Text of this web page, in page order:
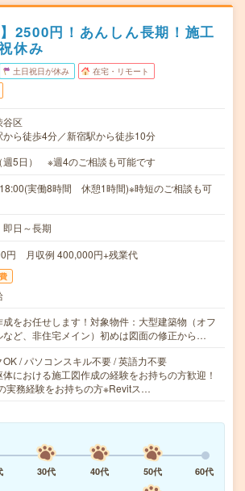
2500円！あんしん長期！施工
休み
土日祝日が休み 在宅・リモート
谷区
から徒歩4分／新宿駅から徒歩10分
週5日） ※週4のご相談も可能です
実働8時間 休憩1時間)※時短のご相談も可
即日～長期
円 月収例 400,000円+残業代
成をお任せします！対象物件：大型建築物（オフ
など、非住宅メイン）初めは図面の修正から…
OK / パソコンスキル不要 / 英語力不要
における施工図作成の経験をお持ちの方歓迎！
実務経験をお持ちの方※Revitス…
30代 40代 50代
60代